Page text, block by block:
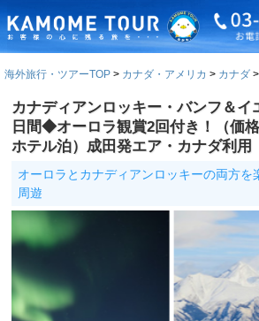
海外旅行・ツアーTOP カナダ・アメリカ カナダ
カナディアンロッキー・バンフ＆イ
日間◆オーロラ観賞2回付き！（価
ホテル泊）成田発エア・カナダ利用
オーロラとカナディアンロッキーの両方を
周遊